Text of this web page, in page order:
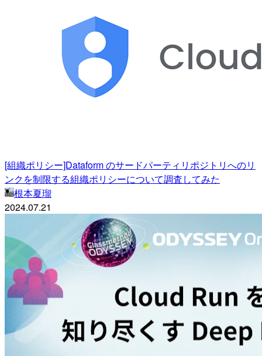
[組織ポリシー]Dataform のサードパーティリポジトリへのリ
ンクを制限する組織ポリシーについて調査してみた
根本夏瑠
2024.07.21